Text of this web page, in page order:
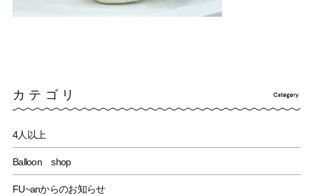
カテゴリ
4人以上
Balloon shop
FU~anからのお知らせ